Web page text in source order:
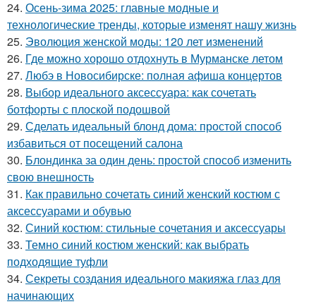
24. Осень-зима 2025: главные модные и
технологические тренды, которые изменят нашу жизнь
25. Эволюция женской моды: 120 лет изменений
26. Где можно хорошо отдохнуть в Мурманске летом
27. Любэ в Новосибирске: полная афиша концертов
28. Выбор идеального аксессуара: как сочетать
ботфорты с плоской подошвой
29. Сделать идеальный блонд дома: простой способ
избавиться от посещений салона
30. Блондинка за один день: простой способ изменить
свою внешность
31. Как правильно сочетать синий женский костюм с
аксессуарами и обувью
32. Синий костюм: стильные сочетания и аксессуары
33. Темно синий костюм женский: как выбрать
подходящие туфли
34. Секреты создания идеального макияжа глаз для
начинающих